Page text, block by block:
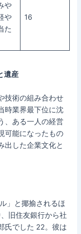
や
や
た
16
遺産
技術の組み合わせ
時業界最下位に沈
、ある一人の経営
可能になったもの
出した企業文化と
」と揶揄されるほ
旧住友銀行から社
氏でした 22。彼は